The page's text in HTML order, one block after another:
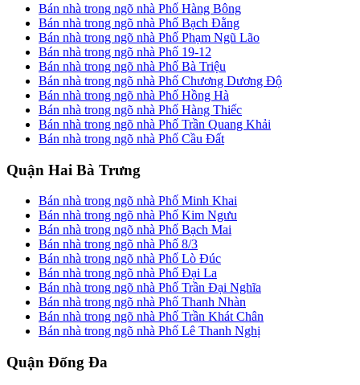
Bán nhà trong ngõ nhà Phố Hàng Bông
Bán nhà trong ngõ nhà Phố Bạch Đằng
Bán nhà trong ngõ nhà Phố Phạm Ngũ Lão
Bán nhà trong ngõ nhà Phố 19-12
Bán nhà trong ngõ nhà Phố Bà Triệu
Bán nhà trong ngõ nhà Phố Chương Dương Độ
Bán nhà trong ngõ nhà Phố Hồng Hà
Bán nhà trong ngõ nhà Phố Hàng Thiếc
Bán nhà trong ngõ nhà Phố Trần Quang Khải
Bán nhà trong ngõ nhà Phố Cầu Đất
Quận Hai Bà Trưng
Bán nhà trong ngõ nhà Phố Minh Khai
Bán nhà trong ngõ nhà Phố Kim Ngưu
Bán nhà trong ngõ nhà Phố Bạch Mai
Bán nhà trong ngõ nhà Phố 8/3
Bán nhà trong ngõ nhà Phố Lò Đúc
Bán nhà trong ngõ nhà Phố Đại La
Bán nhà trong ngõ nhà Phố Trần Đại Nghĩa
Bán nhà trong ngõ nhà Phố Thanh Nhàn
Bán nhà trong ngõ nhà Phố Trần Khát Chân
Bán nhà trong ngõ nhà Phố Lê Thanh Nghị
Quận Đống Đa